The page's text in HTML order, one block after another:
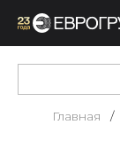
Главная